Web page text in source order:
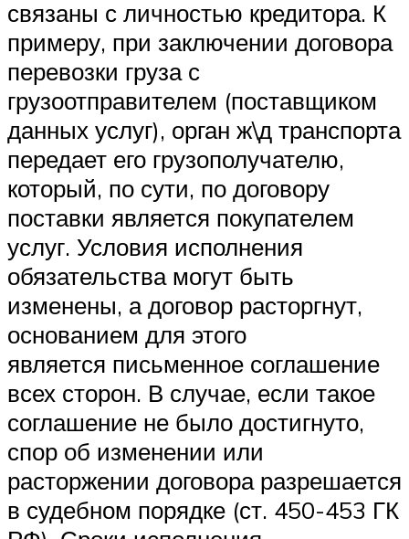
связаны с личностью кредитора. К
примеру, при заключении договора
перевозки груза с
грузоотправителем (поставщиком
данных услуг), орган ж\д транспорта
передает его грузополучателю,
который, по сути, по договору
поставки является покупателем
услуг. Условия исполнения
обязательства могут быть
изменены, а договор расторгнут,
основанием для этого
является письменное соглашение
всех сторон. В случае, если такое
соглашение не было достигнуто,
спор об изменении или
расторжении договора разрешается
в судебном порядке (ст. 450-453 ГК